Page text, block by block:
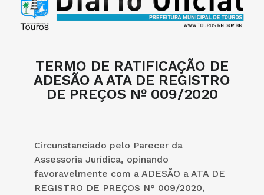
TERMO DE RATIFICAÇÃO DE
ADESÃO A ATA DE REGISTRO
DE PREÇOS Nº 009/2020
Circunstanciado pelo Parecer da
Assessoria Jurídica, opinando
favoravelmente com a ADESÃO a ATA DE
REGISTRO DE PREÇOS N° 009/2020,